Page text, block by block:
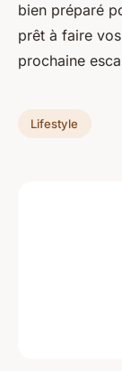
bien préparé
prêt à faire
prochaine
Lifestyle